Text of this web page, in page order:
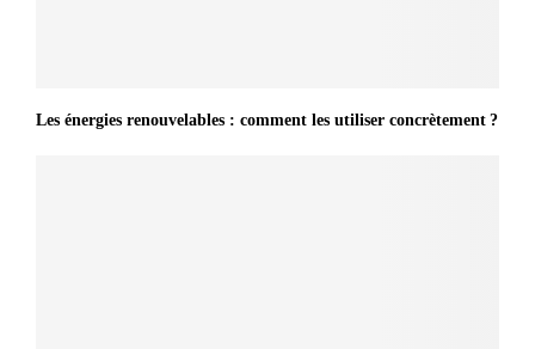
Les énergies renouvelables : comment les utiliser concrètement ?